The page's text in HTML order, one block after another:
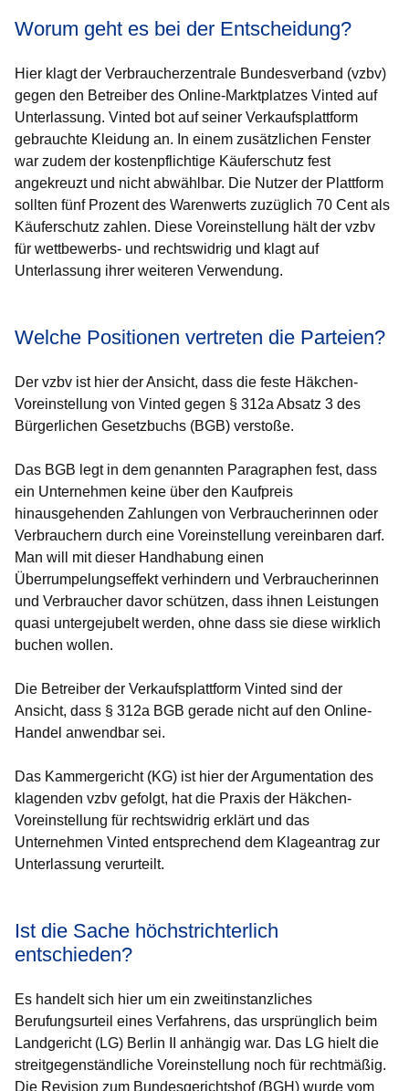
Worum geht es bei der Entscheidung?
Hier klagt der Verbraucherzentrale Bundesverband (vzbv)
gegen den Betreiber des Online-Marktplatzes Vinted auf
Unterlassung. Vinted bot auf seiner Verkaufsplattform
gebrauchte Kleidung an. In einem zusätzlichen Fenster
war zudem der kostenpflichtige Käuferschutz fest
angekreuzt und nicht abwählbar. Die Nutzer der Plattform
sollten fünf Prozent des Warenwerts zuzüglich 70 Cent als
Käuferschutz zahlen. Diese Voreinstellung hält der vzbv
für wettbewerbs- und rechtswidrig und klagt auf
Unterlassung ihrer weiteren Verwendung.
Welche Positionen vertreten die Parteien?
Der vzbv ist hier der Ansicht, dass die feste Häkchen-
Voreinstellung von Vinted gegen § 312a Absatz 3 des
Bürgerlichen Gesetzbuchs (BGB) verstoße.
Das BGB legt in dem genannten Paragraphen fest, dass
ein Unternehmen keine über den Kaufpreis
hinausgehenden Zahlungen von Verbraucherinnen oder
Verbrauchern durch eine Voreinstellung vereinbaren darf.
Man will mit dieser Handhabung einen
Überrumpelungseffekt verhindern und Verbraucherinnen
und Verbraucher davor schützen, dass ihnen Leistungen
quasi untergejubelt werden, ohne dass sie diese wirklich
buchen wollen.
Die Betreiber der Verkaufsplattform Vinted sind der
Ansicht, dass § 312a BGB gerade nicht auf den Online-
Handel anwendbar sei.
Das Kammergericht (KG) ist hier der Argumentation des
klagenden vzbv gefolgt, hat die Praxis der Häkchen-
Voreinstellung für rechtswidrig erklärt und das
Unternehmen Vinted entsprechend dem Klageantrag zur
Unterlassung verurteilt.
Ist die Sache höchstrichterlich
entschieden?
Es handelt sich hier um ein zweitinstanzliches
Berufungsurteil eines Verfahrens, das ursprünglich beim
Landgericht (LG) Berlin II anhängig war. Das LG hielt die
streitgegenständliche Voreinstellung noch für rechtmäßig.
Die Revision zum Bundesgerichtshof (BGH) wurde vom